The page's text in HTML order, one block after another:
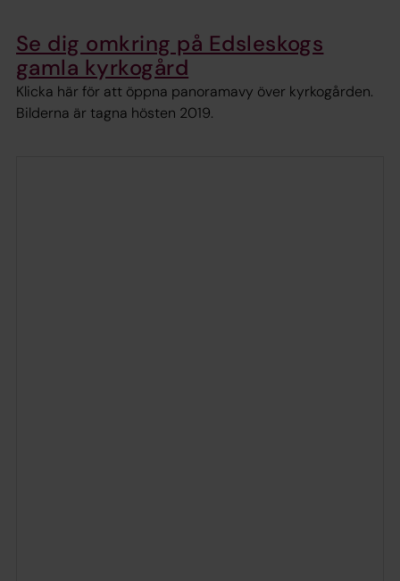
Se dig omkring på Edsleskogs
gamla kyrkogård
Klicka här för att öppna panoramavy över kyrkogården.
Bilderna är tagna hösten 2019.